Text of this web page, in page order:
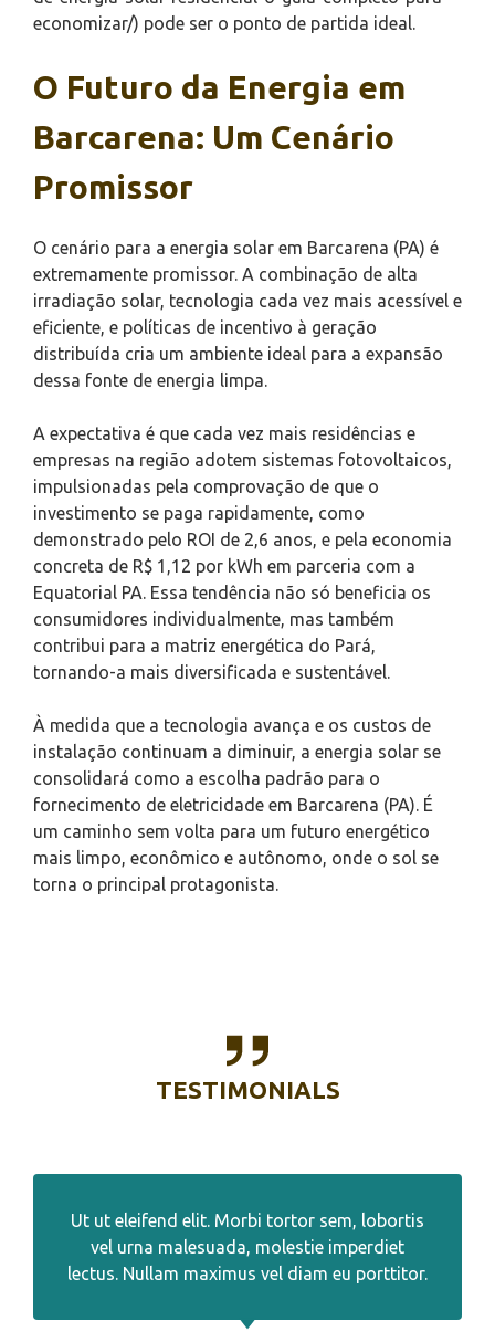
economizar/) pode ser o ponto de partida ideal.
O Futuro da Energia em
Barcarena: Um Cenário
Promissor
O cenário para a energia solar em Barcarena (PA) é
extremamente promissor. A combinação de alta
irradiação solar, tecnologia cada vez mais acessível e
eficiente, e políticas de incentivo à geração
distribuída cria um ambiente ideal para a expansão
dessa fonte de energia limpa.
A expectativa é que cada vez mais residências e
empresas na região adotem sistemas fotovoltaicos,
impulsionadas pela comprovação de que o
investimento se paga rapidamente, como
demonstrado pelo ROI de 2,6 anos, e pela economia
concreta de R$ 1,12 por kWh em parceria com a
Equatorial PA. Essa tendência não só beneficia os
consumidores individualmente, mas também
contribui para a matriz energética do Pará,
tornando-a mais diversificada e sustentável.
À medida que a tecnologia avança e os custos de
instalação continuam a diminuir, a energia solar se
consolidará como a escolha padrão para o
fornecimento de eletricidade em Barcarena (PA). É
um caminho sem volta para um futuro energético
mais limpo, econômico e autônomo, onde o sol se
torna o principal protagonista.
TESTIMONIALS
Ut ut eleifend elit. Morbi tortor sem, lobortis
vel urna malesuada, molestie imperdiet
lectus. Nullam maximus vel diam eu porttitor.